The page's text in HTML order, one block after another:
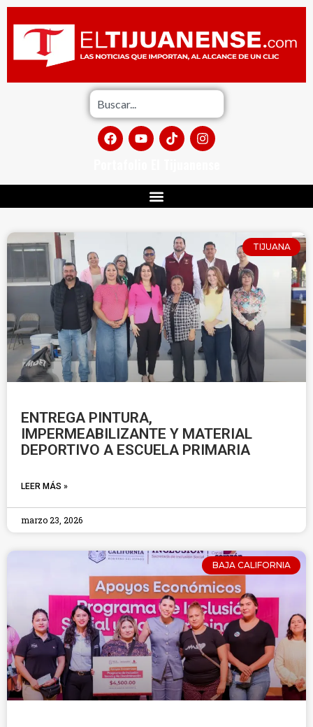
TIJUANA
ENTREGA PINTURA,
IMPERMEABILIZANTE Y MATERIAL
DEPORTIVO A ESCUELA PRIMARIA
LEER MÁS »
marzo 23, 2026
BAJA CALIFORNIA